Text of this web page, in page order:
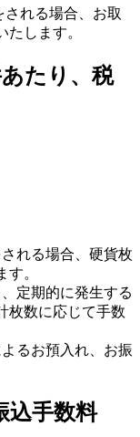
される場合、お取
します。
たり、税
れる場合、硬貨枚
。
定期的に発生する
枚数に応じて手数
るお預入れ、お振
込手数料